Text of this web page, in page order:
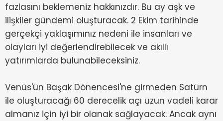
fazlasını beklemeniz hakkınızdır. Bu ay aşk ve
ilişkiler gündemi oluşturacak. 2 Ekim tarihinde
gerçekçi yaklaşımınız nedeni ile insanları ve
olayları iyi değerlendirebilecek ve akıllı
yatırımlarda bulunabileceksiniz.
Venüs'ün Başak Dönencesi'ne girmeden Satürn
ile oluşturacağı 60 derecelik açı uzun vadeli karar
almanız için iyi bir olanak sağlayacak. Ancak aynı